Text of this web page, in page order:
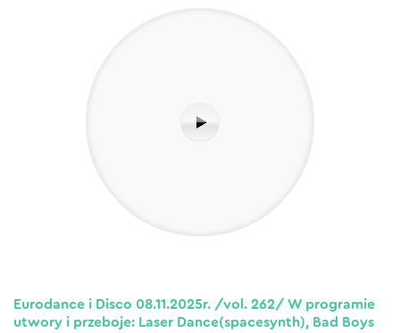
Eurodance i Disco 08.11.2025r. /vol. 262/ W programie
utwory i przeboje: Laser Dance(spacesynth), Bad Boys